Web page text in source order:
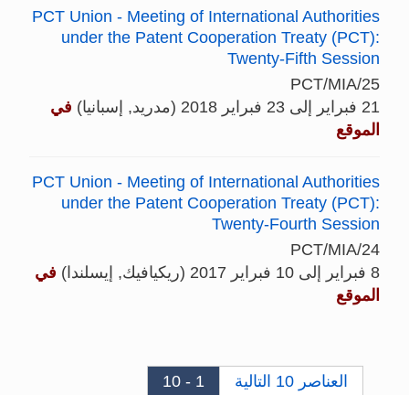
PCT Union - Meeting of International Authorities
under the Patent Cooperation Treaty (PCT):
Twenty-Fifth Session
PCT/MIA/25
21 فبراير إلى 23 فبراير 2018 (مدريد, إسبانيا)
في
الموقع
PCT Union - Meeting of International Authorities
under the Patent Cooperation Treaty (PCT):
Twenty-Fourth Session
PCT/MIA/24
8 فبراير إلى 10 فبراير 2017 (ريكيافيك, إيسلندا)
في
الموقع
1 - 10 العناصر 10 التالية